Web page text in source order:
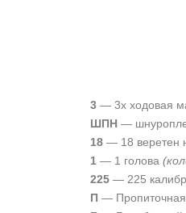
3 — 3х ходовая
ШПН —
18 — 18 веретен
1 — 1 голова
225 — 225 калибр
П —